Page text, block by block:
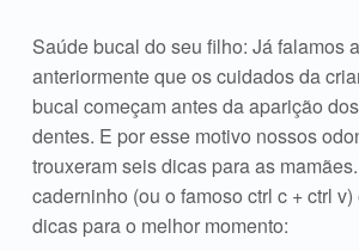
Saúde bucal do seu filho: Já falamos
anteriormente que os cuidados da
bucal começam antes da aparição
dentes. E por esse motivo nossos
trouxeram seis dicas para as
caderninho (ou o famoso ctrl c + ctrl
dicas para o melhor momento: